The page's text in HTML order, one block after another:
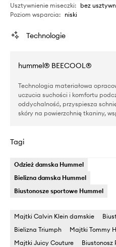
Usztywnienie miseczki: bez
Poziom wsparcia: niski
Technologie
hummel® BEECOOL®
Technologia materiałowa
uczucia suchości i komfortu
oddychalność, przyspiesza
skóry na powierzchnię tkaniny,
Tagi
Odzież damska Hummel
Bielizna damska Hummel
Biustonosze sportowe Hummel
Majtki Calvin Klein damskie
Bielizna Triumph
Majtki Tommy
Majtki Juicy Couture
Biustonosz